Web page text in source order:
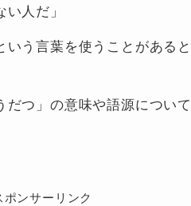
人だ」
いう言葉を使うことがある
だつ」の意味や語源につい
ポンサーリンク